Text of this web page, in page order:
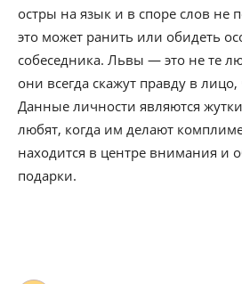
остры на язык и в споре слов не
это может ранить или обидеть
собеседника. Львы — это не те
они всегда скажут правду в
Данные личности являются
любят, когда им делают
находится в центре внимания и
подарки.